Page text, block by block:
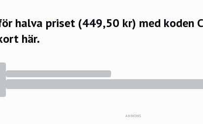
halva priset (449,50 kr) med koden
här.
ANNONS